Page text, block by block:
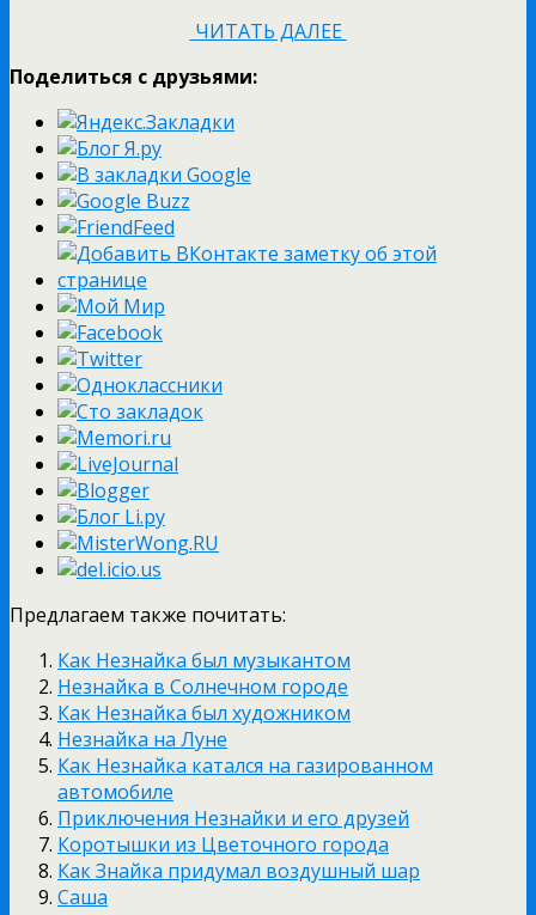
ЧИТАТЬ ДАЛЕЕ
Поделиться с друзьями:
Предлагаем также почитать:
Как Незнайка был музыкантом
Незнайка в Солнечном городе
Как Незнайка был художником
Незнайка на Луне
Как Незнайка катался на газированном
автомобиле
Приключения Незнайки и его друзей
Коротышки из Цветочного города
Как Знайка придумал воздушный шар
Саша